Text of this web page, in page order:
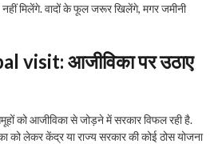
मिलेंगे. वादों के फूल जरूर खिलेंगे, मगर जमीनी
visit: आजीविका पर उठाए
को आजीविका से जोड़ने में सरकार विफल रही है.
को लेकर केंद्र या राज्य सरकार की कोई ठोस योजना